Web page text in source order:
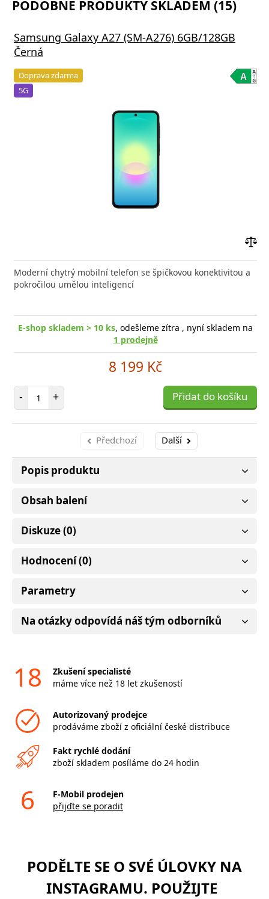
PODOBNÉ PRODUKTY SKLADEM (15)
Samsung Galaxy A27 (SM-A276) 6GB/128GB
Černá
Doprava zdarma
5G
Moderní chytrý mobilní telefon se špičkovou konektivitou a
pokročilou umělou inteligencí
E-shop skladem > 10 ks, odešleme zítra , nyní skladem na
1 prodejně
8 199 Kč
- Počet položek
+ Přidat do košíku
Předchozí Další
Popis produktu
Obsah balení
Diskuze (0)
Hodnocení (0)
Parametry
Na otázky odpovídá náš tým odborníků
18
Zkušení specialisté
máme více než 18 let zkušeností
Autorizovaný prodejce
prodáváme zboží z oficiální české distribuce
Fakt rychlé dodání
zboží skladem posíláme do 24 hodin
6
F-Mobil prodejen
přijďte se poradit
PODĚLTE SE O SVÉ ÚLOVKY NA
INSTAGRAMU. POUŽIJTE